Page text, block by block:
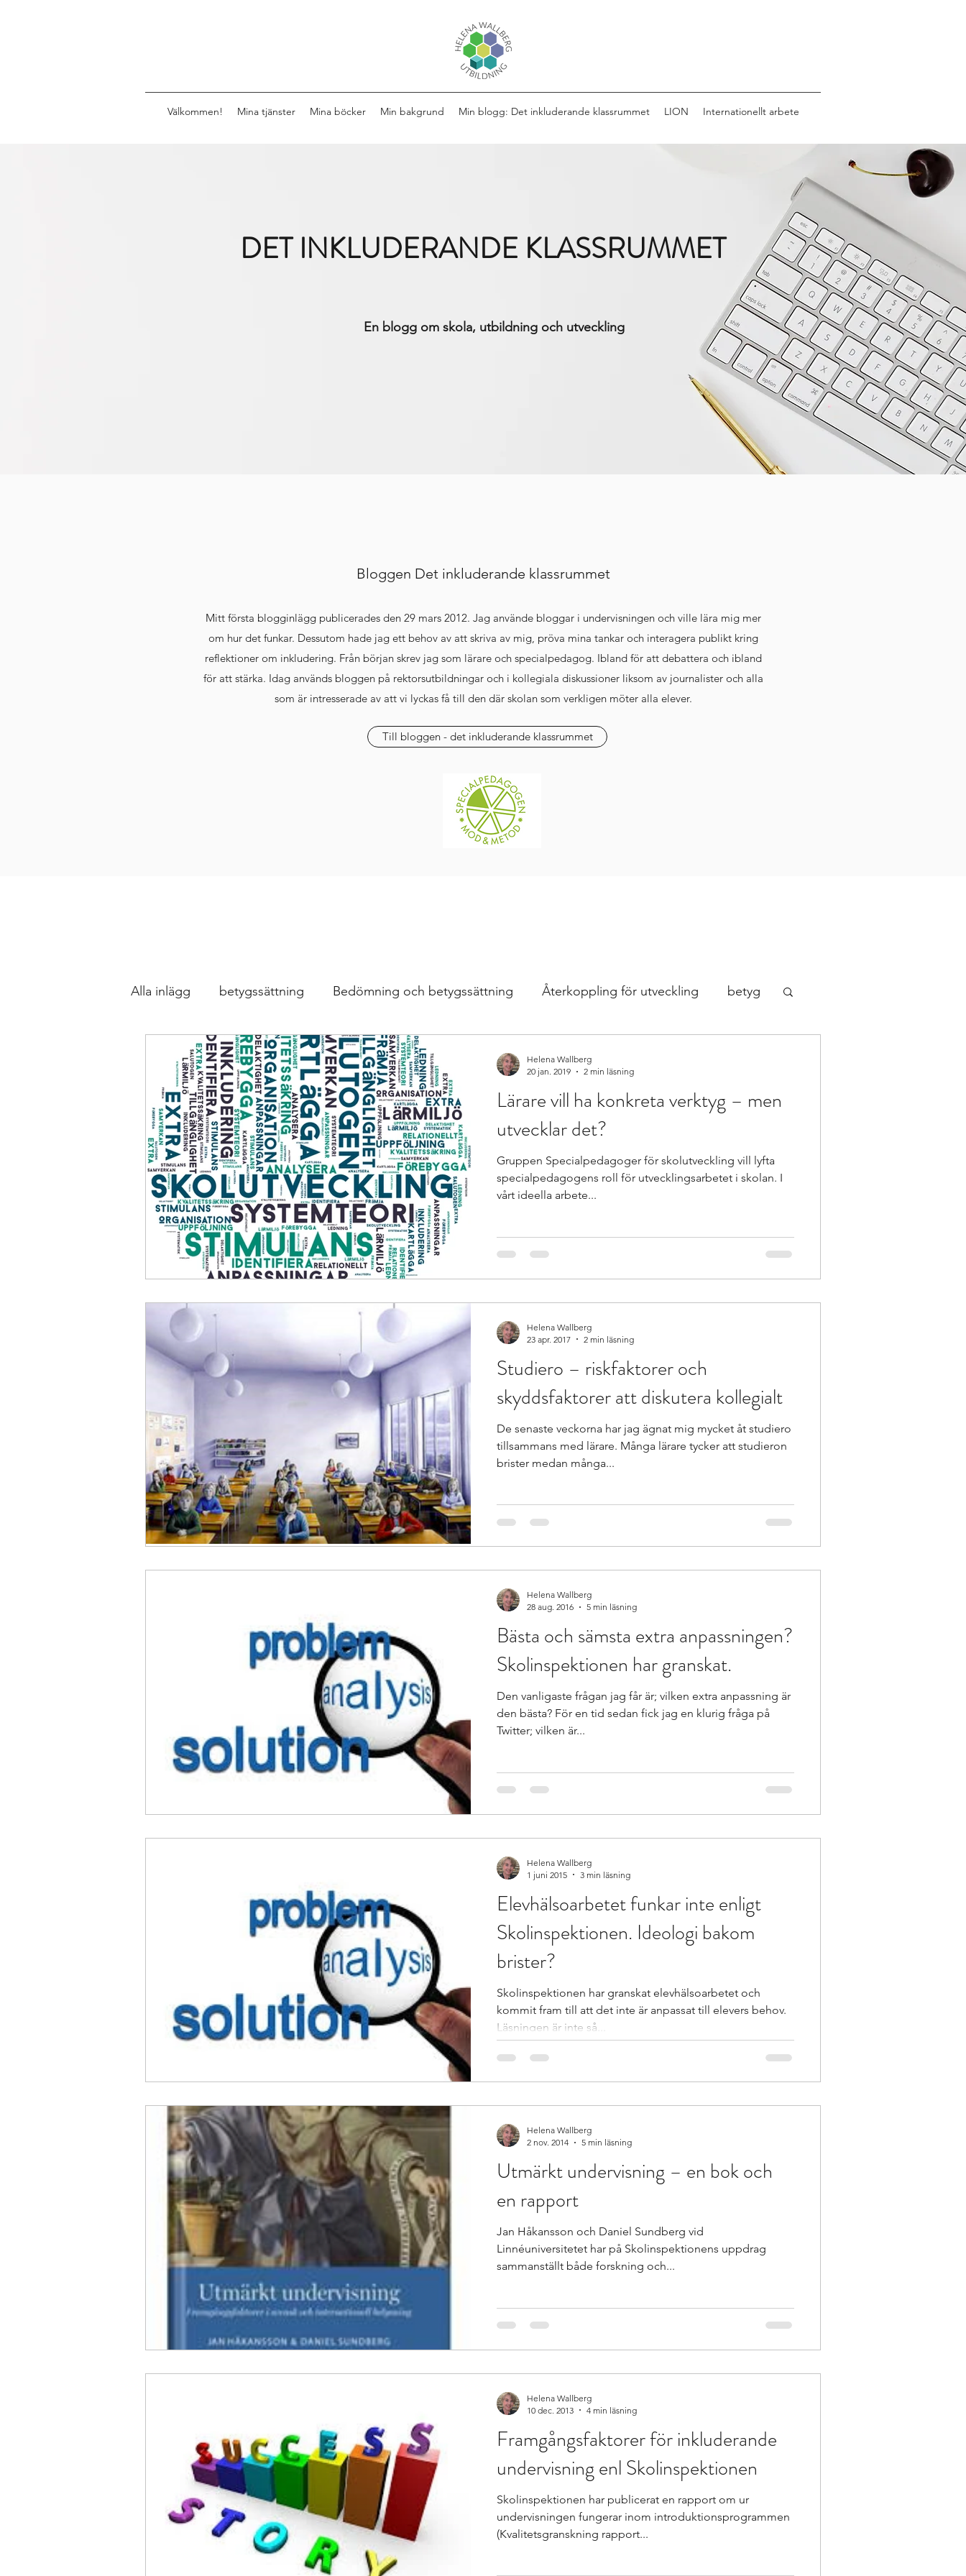
Välkommen! Mina tjänster Mina böcker Min bakgrund Min blogg: Det inkluderande klassrummet LION Internationellt arbete
DET INKLUDERANDE KLASSRUMMET
En blogg om skola, utbildning och utveckling
Bloggen Det inkluderande klassrummet
Mitt första blogginlägg publicerades den 29 mars 2012. Jag använde bloggar i undervisningen och ville lära mig mer
om hur det funkar. Dessutom hade jag ett behov av att skriva av mig, pröva mina tankar och interagera publikt kring
reflektioner om inkludering. Från början skrev jag som lärare och specialpedagog. Ibland för att debattera och ibland
för att stärka. Idag används bloggen på rektorsutbildningar och i kollegiala diskussioner liksom av journalister och alla
som är intresserade av att vi lyckas få till den där skolan som verkligen möter alla elever.
Till bloggen - det inkluderande klassrummet
Alla inlägg betygssättning Bedömning och betygssättning Återkoppling för utveckling betyg
Design av lektioner, uppgifter, mat Design av lektioner
Formativ bedömning som förhållnings differentierad undervisning Growth mindset
Inkludering Kollegialt lärande Istället för elevärenden till elevh material Nationella prov
Ledarskap specialpedagogen och försteläraren
Relationellt och kategoriskt perspe Stödinsatser Strategier för att träna och kompen
uppgifter The Agency for Special Needs and In Återkoppling för utveckling
Bedömning och betygssättning Beprövad erfarenhet betyg betygssättning Bok
Lärare vill ha konkreta verktyg – men
utvecklar det?
Gruppen Specialpedagoger för skolutveckling vill lyfta
specialpedagogens roll för utvecklingsarbetet i skolan. I
vårt ideella arbete...
Helena Wallberg
20 jan. 2019
2 min läsning
Studiero – riskfaktorer och
skyddsfaktorer att diskutera kollegialt
De senaste veckorna har jag ägnat mig mycket åt studiero
tillsammans med lärare. Många lärare tycker att studieron
brister medan många...
Helena Wallberg
23 apr. 2017
2 min läsning
Bästa och sämsta extra anpassningen?
Skolinspektionen har granskat.
Den vanligaste frågan jag får är; vilken extra anpassning är
den bästa? För en tid sedan fick jag en klurig fråga på
Twitter; vilken är...
Helena Wallberg
28 aug. 2016
5 min läsning
Elevhälsoarbetet funkar inte enligt
Skolinspektionen. Ideologi bakom
brister?
Skolinspektionen har granskat elevhälsoarbetet och
kommit fram till att det inte är anpassat till elevers behov.
Läsningen är inte så...
Helena Wallberg
1 juni 2015
3 min läsning
Utmärkt undervisning – en bok och
en rapport
Jan Håkansson och Daniel Sundberg vid
Linnéuniversitetet har på Skolinspektionens uppdrag
sammanställt både forskning och...
Helena Wallberg
2 nov. 2014
5 min läsning
Framgångsfaktorer för inkluderande
undervisning enl Skolinspektionen
Skolinspektionen har publicerat en rapport om ur
undervisningen fungerar inom introduktionsprogrammen
(Kvalitetsgranskning rapport...
Helena Wallberg
10 dec. 2013
4 min läsning